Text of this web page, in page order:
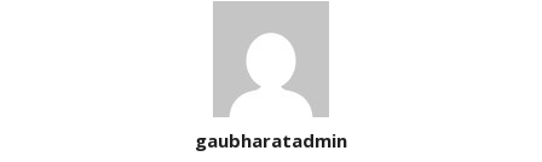
gaubharatadmin